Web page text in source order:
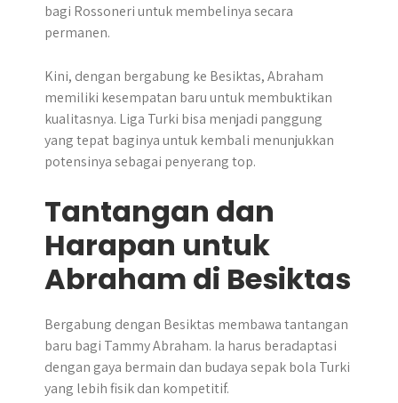
bagi Rossoneri untuk membelinya secara
permanen.
Kini, dengan bergabung ke Besiktas, Abraham
memiliki kesempatan baru untuk membuktikan
kualitasnya. Liga Turki bisa menjadi panggung
yang tepat baginya untuk kembali menunjukkan
potensinya sebagai penyerang top.
Tantangan dan
Harapan untuk
Abraham di Besiktas
Bergabung dengan Besiktas membawa tantangan
baru bagi Tammy Abraham. Ia harus beradaptasi
dengan gaya bermain dan budaya sepak bola Turki
yang lebih fisik dan kompetitif.